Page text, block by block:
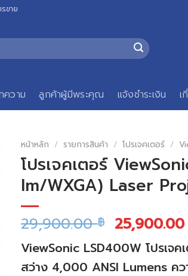
ขาย
วาม ลูกค้าผู้มีพระคุณ แจ้งชำระเงิน เ
หน้าหลัก / รายการสินค้า / โปรเจคเตอร์ /
โปรเจคเตอร์
lm/WXGA) Laser
29,900.00฿ 25,900.00
ViewSonic LSD400W โปรเจค
สว่าง 4,000 ANSI Lumens คว